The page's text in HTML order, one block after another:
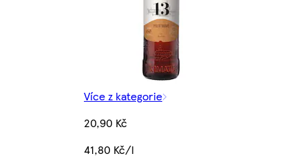
Více z kategorie
20,90 Kč
41,80 Kč/l